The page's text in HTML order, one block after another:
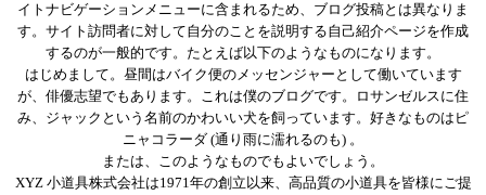
イトナビゲーションメニューに含まれるため、ブログ投稿とは異なりま
す。サイト訪問者に対して自分のことを説明する自己紹介ページを作成
するのが一般的です。たとえば以下のようなものになります。
はじめまして。昼間はバイク便のメッセンジャーとして働いています
が、俳優志望でもあります。これは僕のブログです。ロサンゼルスに住
み、ジャックという名前のかわいい犬を飼っています。好きなものはピ
ニャコラーダ (通り雨に濡れるのも) 。
または、このようなものでもよいでしょう。
XYZ 小道具株式会社は1971年の創立以来、高品質の小道具を皆様にご提